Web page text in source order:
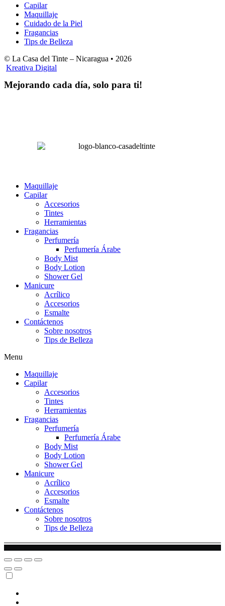
Capilar
Maquillaje
Cuidado de la Piel
Fragancias
Tips de Belleza
© La Casa del Tinte – Nicaragua • 2026
Kreativa Digital
Mejorando cada día, solo para ti!
Maquillaje
Capilar
Accesorios
Tintes
Herramientas
Fragancias
Perfumería
Perfumería Árabe
Body Mist
Body Lotion
Shower Gel
Manicure
Acrílico
Accesorios
Esmalte
Contáctenos
Sobre nosotros
Tips de Belleza
Menu
Maquillaje
Capilar
Accesorios
Tintes
Herramientas
Fragancias
Perfumería
Perfumería Árabe
Body Mist
Body Lotion
Shower Gel
Manicure
Acrílico
Accesorios
Esmalte
Contáctenos
Sobre nosotros
Tips de Belleza